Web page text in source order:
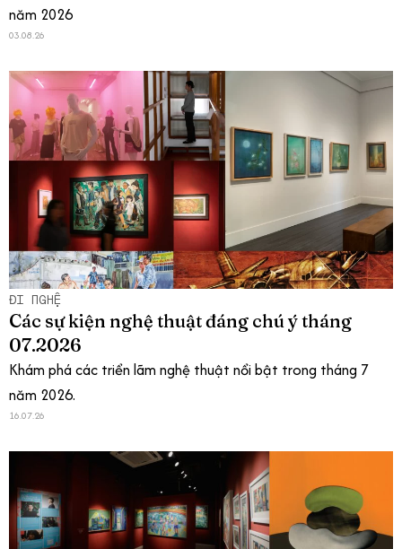
năm 2026
03.08.26
ĐI NGHỆ
Các sự kiện nghệ thuật đáng chú ý tháng
07.2026
Khám phá các triển lãm nghệ thuật nổi bật trong tháng 7
năm 2026.
16.07.26